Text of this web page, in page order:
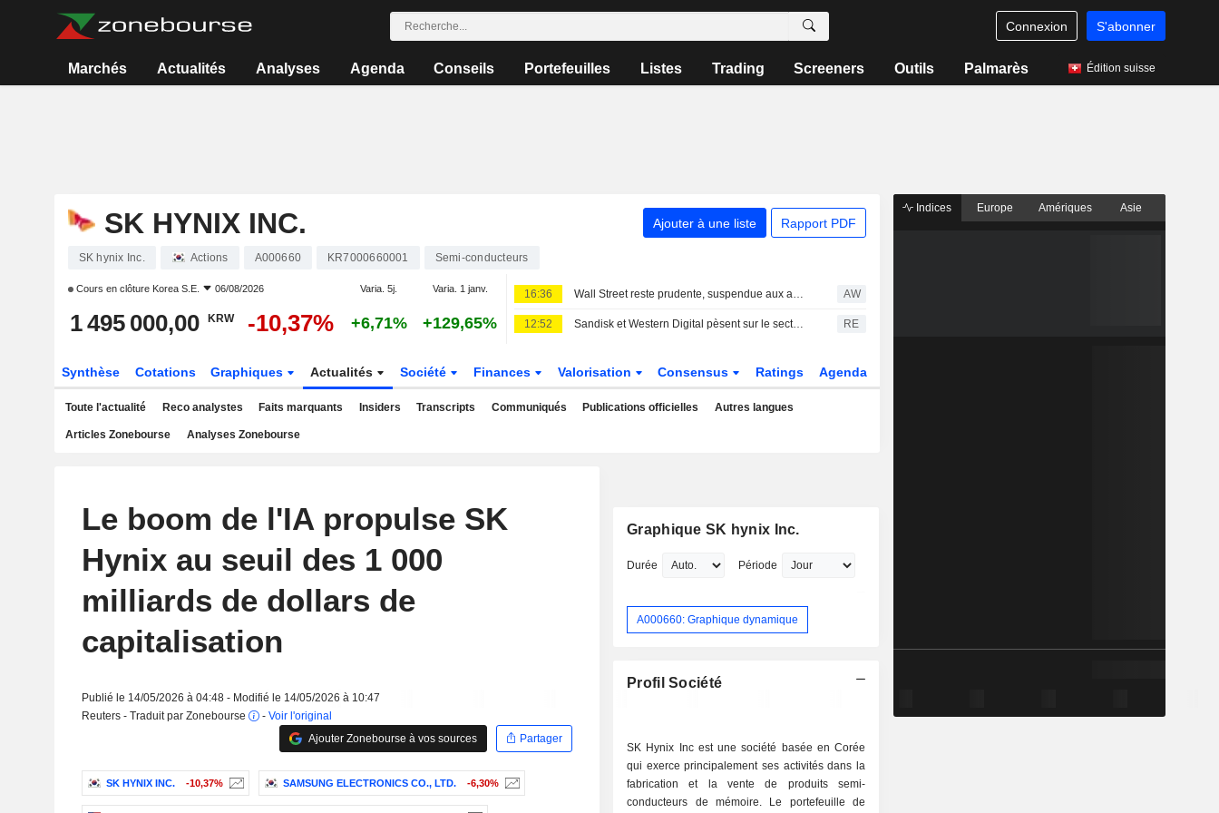
Connexion S'abonner
Marchés Actualités Analyses Agenda Conseils Portefeuilles Listes Trading Screeners Outils Palmarès Édition suisse
SK HYNIX INC. Ajouter à une liste Rapport PDF
SK hynix Inc. Actions A000660 KR7000660001 Semi-conducteurs
Cours en clôture Korea S.E. 06/08/2026 Varia. 5j. Varia. 1 janv.
1 495 000,00 KRW -10,37% +6,71% +129,65%
16:36 Wall Street reste prudente, suspendue aux avancées géopolitiques AW
12:52 Sandisk et Western Digital pèsent sur le secteur des puces, des attentes élevées éclipsant de solides résultats RE
Synthèse Cotations Graphiques Actualités Société Finances Valorisation Consensus Ratings Agenda
Toute l'actualité Reco analystes Faits marquants Insiders Transcripts Communiqués Publications officielles Autres langues
Articles Zonebourse Analyses Zonebourse
Le boom de l'IA propulse SK
Hynix au seuil des 1 000
milliards de dollars de
capitalisation
Publié le 14/05/2026 à 04:48 - Modifié le 14/05/2026 à 10:47
Reuters - Traduit par Zonebourse
- Voir l'original
Ajouter Zonebourse à vos sources
Partager
SK HYNIX INC. -10,37% SAMSUNG ELECTRONICS CO., LTD. -6,30%
Graphique SK hynix Inc.
Durée Période
A000660: Graphique dynamique
Profil Société
SK Hynix Inc est une société basée en Corée
qui exerce principalement ses activités dans la
fabrication et la vente de produits semi-
conducteurs de mémoire. Le portefeuille de
Indices Europe Amériques Asie